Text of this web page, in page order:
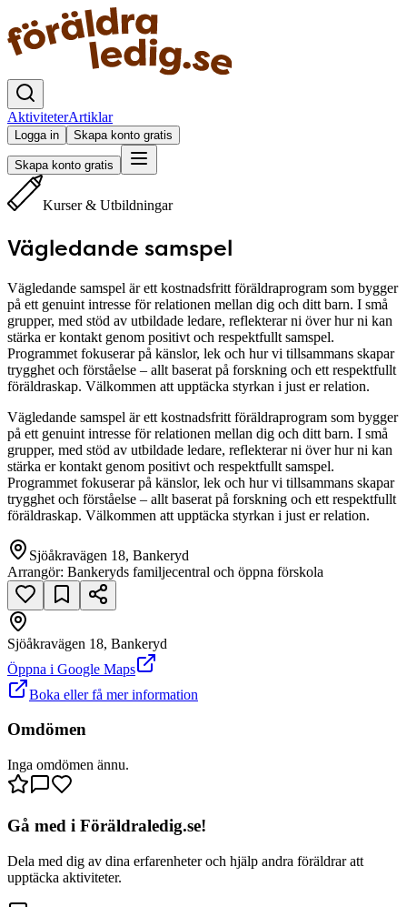
AktiviteterArtiklar
Logga in Skapa konto gratis
Skapa konto gratis
Kurser & Utbildningar
Vägledande samspel
Vägledande samspel är ett kostnadsfritt föräldraprogram som bygger
på ett genuint intresse för relationen mellan dig och ditt barn. I små
grupper, med stöd av utbildade ledare, reflekterar ni över hur ni kan
stärka er kontakt genom positivt och respektfullt samspel.
Programmet fokuserar på känslor, lek och hur vi tillsammans skapar
trygghet och förståelse – allt baserat på forskning och ett respektfullt
föräldraskap. Välkommen att upptäcka styrkan i just er relation.
Vägledande samspel är ett kostnadsfritt föräldraprogram som bygger
på ett genuint intresse för relationen mellan dig och ditt barn. I små
grupper, med stöd av utbildade ledare, reflekterar ni över hur ni kan
stärka er kontakt genom positivt och respektfullt samspel.
Programmet fokuserar på känslor, lek och hur vi tillsammans skapar
trygghet och förståelse – allt baserat på forskning och ett respektfullt
föräldraskap. Välkommen att upptäcka styrkan i just er relation.
Sjöåkravägen 18, Bankeryd
Arrangör: Bankeryds familjecentral och öppna förskola
Sjöåkravägen 18
Sjöåkravägen 18, Bankeryd
Öppna i Google Maps
Boka eller få mer information
Omdömen
Inga omdömen ännu.
Gå med i Föräldraledig.se!
Dela med dig av dina erfarenheter och hjälp andra föräldrar att
upptäcka aktiviteter.